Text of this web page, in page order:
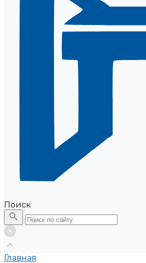
Поиск
Главная